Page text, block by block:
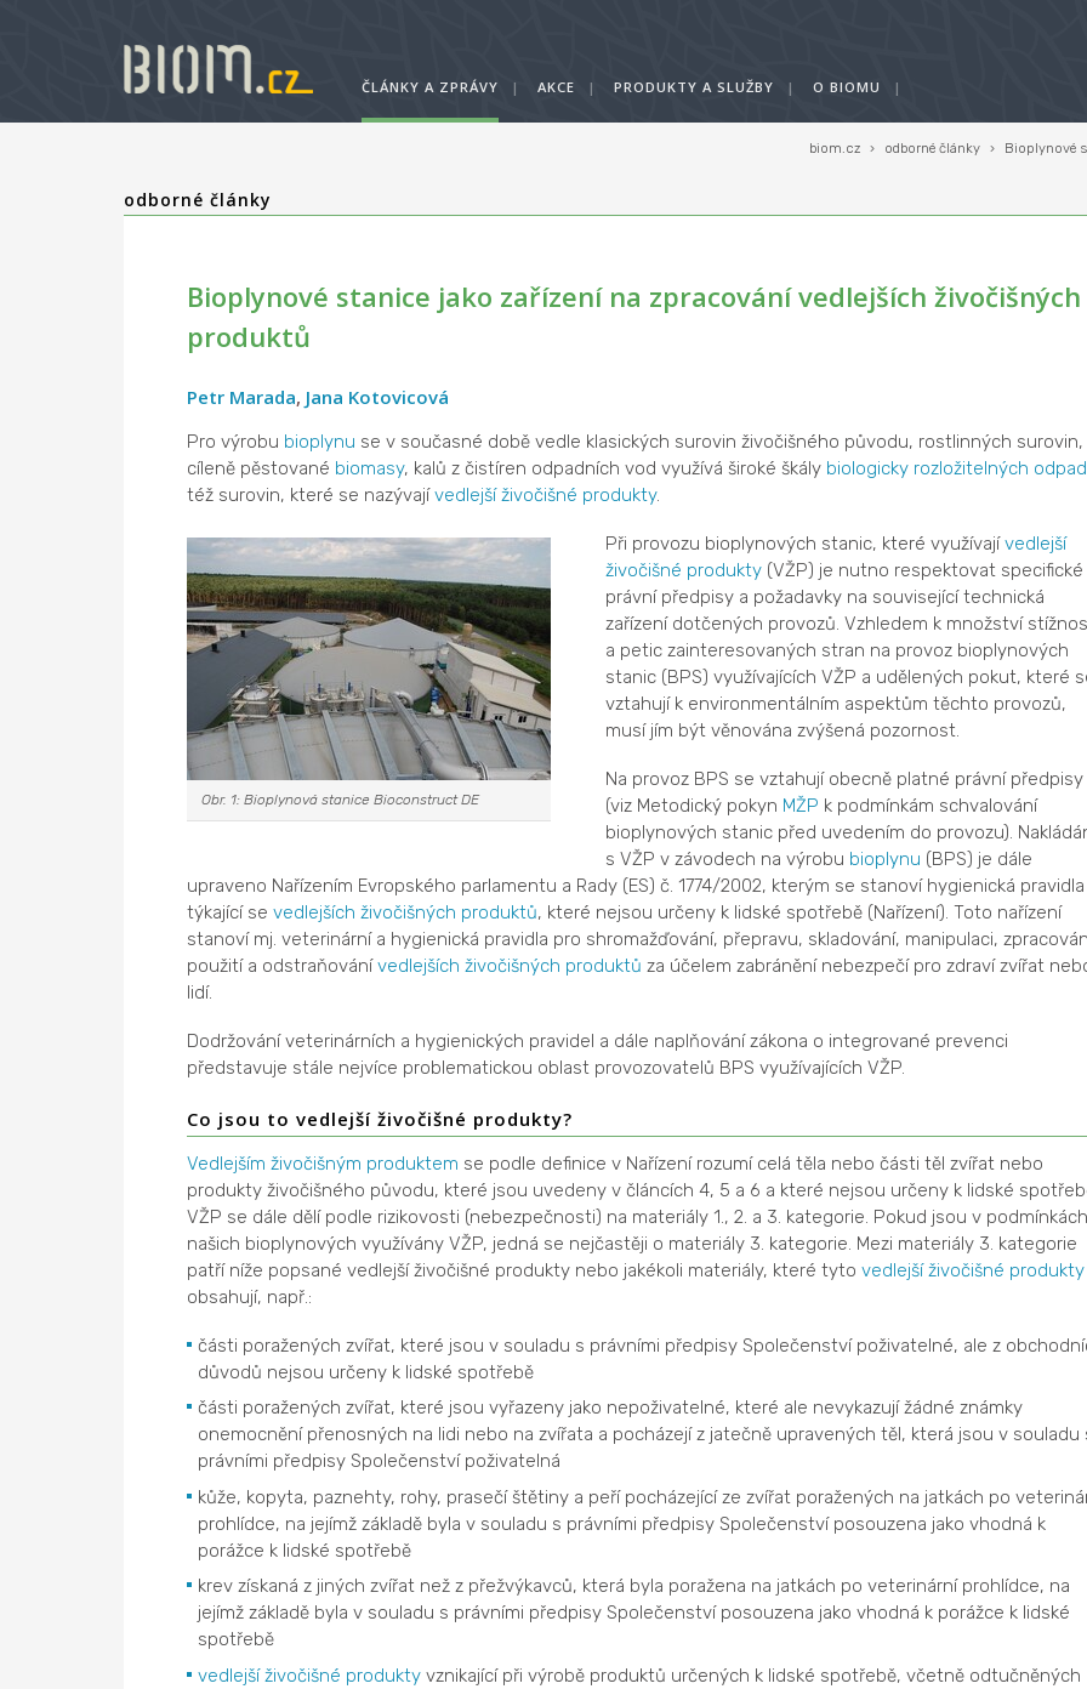
ČLÁNKY A ZPRÁVY | AKCE | PRODUKTY A SLUŽBY | O BIOMU |
biom.cz › odborné články › Bioplynové
odborné články
Bioplynové stanice jako zařízení na zpracování vedlejších živočišných
produktů
Petr Marada, Jana Kotovicová
Pro výrobu bioplynu se v současné době vedle klasických surovin živočišného původu, rostlinných surovin,
cíleně pěstované biomasy, kalů z čistíren odpadních vod využívá široké škály biologicky rozložitelných
též surovin, které se nazývajívedlejší živočišné produkty.
Obr. 1: Bioplynová stanice Bioconstruct DE
Při provozu bioplynových stanic, které využívajívedlejší
živočišné produkty(VŽP) je nutno respektovat specifické
právní předpisy a požadavky na související technická
zařízení dotčených provozů. Vzhledem k množství
a petic zainteresovaných stran na provoz bioplynových
stanic (BPS) využívajících VŽP a udělených pokut, které
vztahují k environmentálním aspektům těchto provozů,
musí jím být věnována zvýšená pozornost.
Na provoz BPS se vztahují obecně platné právní předpisy
(viz Metodický pokyn MŽP k podmínkám schvalování
bioplynových stanic před uvedením do provozu).
s VŽP v závodech na výrobu bioplynu (BPS) je dále
upraveno Nařízením Evropského parlamentu a Rady (ES) č. 1774/2002, kterým se stanoví hygienická pravidla
týkající se vedlejších živočišných produktů, které nejsou určeny k lidské spotřebě (Nařízení). Toto nařízení
stanoví mj. veterinární a hygienická pravidla pro shromažďování, přepravu, skladování, manipulaci,
použití a odstraňovánívedlejších živočišných produktů za účelem zabránění nebezpečí pro zdraví zvířat
lidí.
Dodržování veterinárních a hygienických pravidel a dále naplňování zákona o integrované prevenci
představuje stále nejvíce problematickou oblast provozovatelů BPS využívajících VŽP.
Co jsou to vedlejší živočišné produkty?
Vedlejším živočišným produktem se podle definice v Nařízení rozumí celá těla nebo části těl zvířat nebo
produkty živočišného původu, které jsou uvedeny v článcích 4, 5 a 6 a které nejsou určeny k lidské
VŽP se dále dělí podle rizikovosti (nebezpečnosti) na materiály 1., 2. a 3. kategorie. Pokud jsou v podmínkách
našich bioplynových využívány VŽP, jedná se nejčastěji o materiály 3. kategorie. Mezi materiály 3. kategorie
patří níže popsané vedlejší živočišné produkty nebo jakékoli materiály, které tyto vedlejší živočišné produkty
obsahují, např.:
části poražených zvířat, které jsou v souladu s právními předpisy Společenství poživatelné, ale z
důvodů nejsou určeny k lidské spotřebě
části poražených zvířat, které jsou vyřazeny jako nepoživatelné, které ale nevykazují žádné známky
onemocnění přenosných na lidi nebo na zvířata a pocházejí z jatečně upravených těl, která jsou v souladu
právními předpisy Společenství poživatelná
kůže, kopyta, paznehty, rohy, prasečí štětiny a peří pocházející ze zvířat poražených na jatkách po
prohlídce, na jejímž základě byla v souladu s právními předpisy Společenství posouzena jako vhodná k
porážce k lidské spotřebě
krev získaná z jiných zvířat než z přežvýkavců, která byla poražena na jatkách po veterinární prohlídce, na
jejímž základě byla v souladu s právními předpisy Společenství posouzena jako vhodná k porážce k lidské
spotřebě
vedlejší živočišné produktyvznikající při výrobě produktů určených k lidské spotřebě, včetně odtučněných